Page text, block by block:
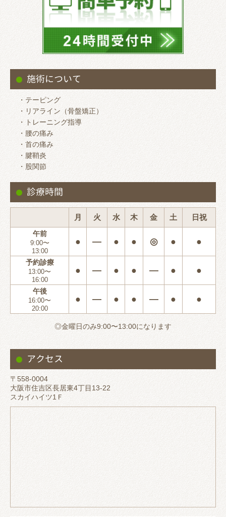
施術について
・テーピング
・リアライン（骨盤矯正）
・トレーニング指導
・腰の痛み
・首の痛み
・腱鞘炎
・股関節
診療時間
月 火 水 木 金 土 日祝
午前
9:00〜
13:00
● ― ● ● ◎ ● ●
予約診療
13:00〜
16:00
● ― ● ● ― ● ●
午後
16:00〜
20:00
● ― ● ● ― ● ●
◎金曜日のみ9:00〜13:00になります
アクセス
〒558-0004
大阪市住吉区長居東4丁目13-22
スカイハイツ1Ｆ